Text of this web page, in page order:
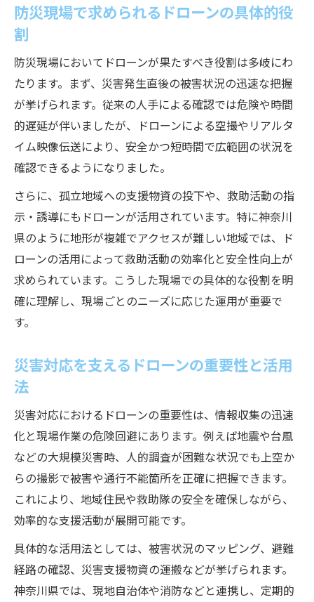
防災現場で求められるドローンの具体的役
割
防災現場においてドローンが果たすべき役割は多岐にわ
たります。まず、災害発生直後の被害状況の迅速な把握
が挙げられます。従来の人手による確認では危険や時間
的遅延が伴いましたが、ドローンによる空撮やリアルタ
イム映像伝送により、安全かつ短時間で広範囲の状況を
確認できるようになりました。
さらに、孤立地域への支援物資の投下や、救助活動の指
示・誘導にもドローンが活用されています。特に神奈川
県のように地形が複雑でアクセスが難しい地域では、ド
ローンの活用によって救助活動の効率化と安全性向上が
求められています。こうした現場での具体的な役割を明
確に理解し、現場ごとのニーズに応じた運用が重要で
す。
災害対応を支えるドローンの重要性と活用
法
災害対応におけるドローンの重要性は、情報収集の迅速
化と現場作業の危険回避にあります。例えば地震や台風
などの大規模災害時、人的調査が困難な状況でも上空か
らの撮影で被害や通行不能箇所を正確に把握できます。
これにより、地域住民や救助隊の安全を確保しながら、
効率的な支援活動が展開可能です。
具体的な活用法としては、被害状況のマッピング、避難
経路の確認、災害支援物資の運搬などが挙げられます。
神奈川県では、現地自治体や消防などと連携し、定期的